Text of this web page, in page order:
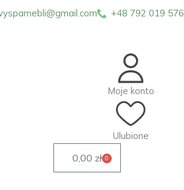
+48 792 019 576
Moje konto
Ulubione
0,00 zł 0
Wózek